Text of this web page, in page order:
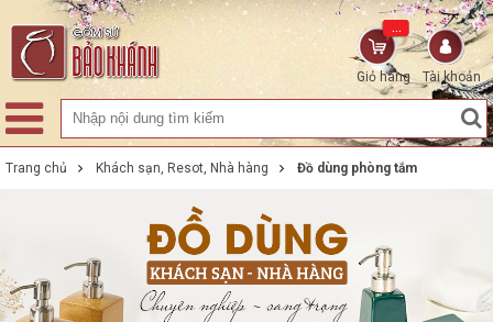
Tài khoản
Giỏ hàng
...
Trang chủ Khách sạn, Resot, Nhà hàng Đồ dùng phòng tắm